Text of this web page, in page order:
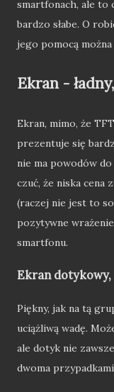
smartfonach, ale to
bardzo słabe. O
jego pomocą
Ekran -
Ekran, mimo, że
prezentuje się
nie ma powodów
czuć, że niska cena
(raczej nie jest to
pozytywne
smartfonu.
Ekran dotykowy,
Piękny, jak na tą
uciążliwą wadę.
ale dotyk nie
dwoma